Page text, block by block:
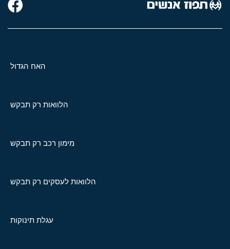
האח הגדול
הלוואות רק תבקש
מימון רכב רק תבקש
הלוואות לעסקים רק תבקש
עגלת תינוקות